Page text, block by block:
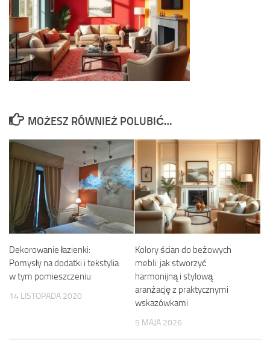
MOŻESZ RÓWNIEŻ POLUBIĆ…
Dekorowanie łazienki:
Pomysły na dodatki i tekstylia
w tym pomieszczeniu
14 LISTOPADA 2020
Kolory ścian do beżowych
mebli: jak stworzyć
harmonijną i stylową
aranżację z praktycznymi
wskazówkami
5 MAJA 2026